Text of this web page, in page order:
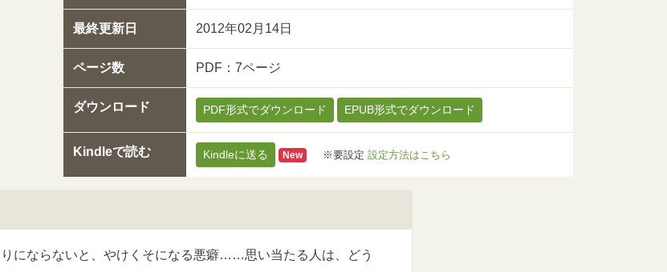
最終更新日 2012年02月14日
ページ数 PDF：7ページ
ダウンロード PDF形式でダウンロード EPUB形式でダウンロード
Kindleで読む Kindleに送る New ※要設定 設定方法はこちら
にならないと、やけくそになる悪癖……思い当たる人は、どう